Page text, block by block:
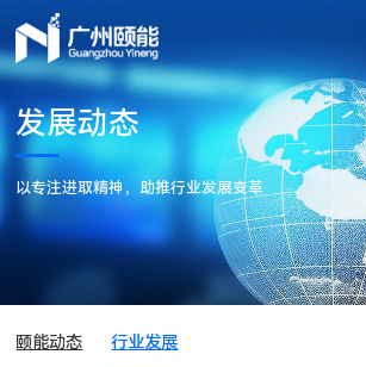
发展动态
以专注进取精神，助推行业发展变革
颐能动态 行业发展